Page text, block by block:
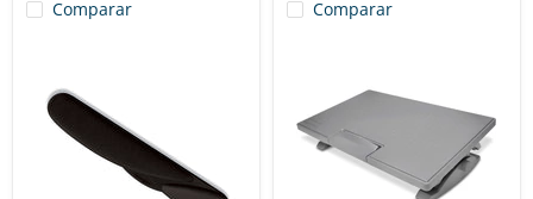
Comparar Comparar